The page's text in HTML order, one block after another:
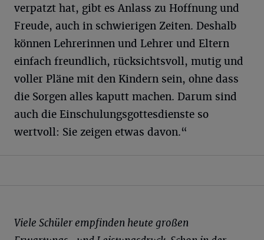
verpatzt hat, gibt es Anlass zu Hoffnung und
Freude, auch in schwierigen Zeiten. Deshalb
können Lehrerinnen und Lehrer und Eltern
einfach freundlich, rücksichtsvoll, mutig und
voller Pläne mit den Kindern sein, ohne dass
die Sorgen alles kaputt machen. Darum sind
auch die Einschulungsgottesdienste so
wertvoll: Sie zeigen etwas davon.“
Viele Schüler empfinden heute großen